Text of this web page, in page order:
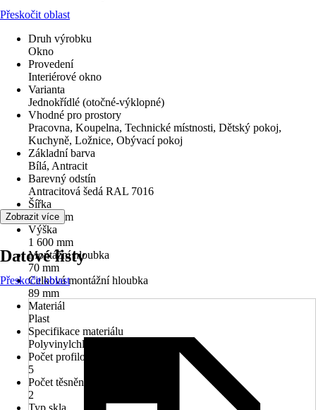
Přeskočit oblast
Druh výrobku
Okno
Provedení
Interiérové okno
Varianta
Jednokřídlé (otočné-výklopné)
Vhodné pro prostory
Pracovna, Koupelna, Technické místnosti, Dětský pokoj,
Kuchyně, Ložnice, Obývací pokoj
Základní barva
Bílá, Antracit
Barevný odstín
Antracitová šedá RAL 7016
Šířka
1 100 mm
Výška
1 600 mm
Montážní hloubka
70 mm
Celková montážní hloubka
89 mm
Materiál
Plast
Specifikace materiálu
Polyvinylchlorid (PVC)
Počet profilových komor
5
Počet těsnění
2
Typ skla
Zobrazit více
Datové listy
Přeskočit oblast